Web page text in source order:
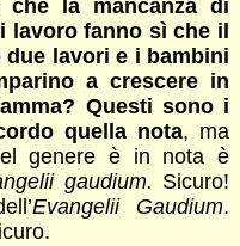
che la mancanza di
lavoro fanno sì che il
due lavori e i bambini
a crescere in
Questi sono i
quella nota, ma
genere è in nota è
gaudium. Sicuro!
Evangelii Gaudium.